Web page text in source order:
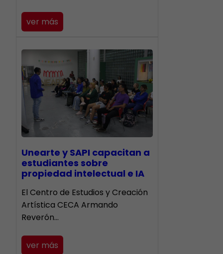
ver más
Unearte y SAPI capacitan a
estudiantes sobre
propiedad intelectual e IA
El Centro de Estudios y Creación
Artística CECA Armando
Reverón…
ver más